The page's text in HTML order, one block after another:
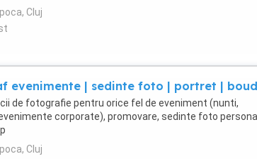
Cluj
evenimente | sedinte foto | portret |
de fotografie pentru orice fel de eveniment (nunti,
corporate), promovare, sedinte foto
Cluj